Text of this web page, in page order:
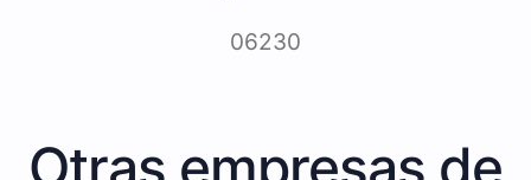
06230
Otras empresas de